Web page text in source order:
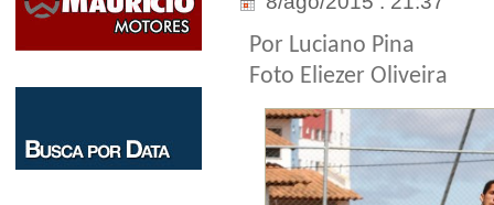
Por Luciano Pina
Foto Eliezer Oliveira